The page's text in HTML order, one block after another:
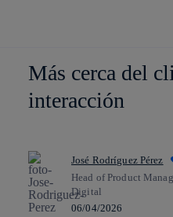
Más cerca del
interacción
José Rodríguez Pérez
Head of Product
Digital
06/04/2026